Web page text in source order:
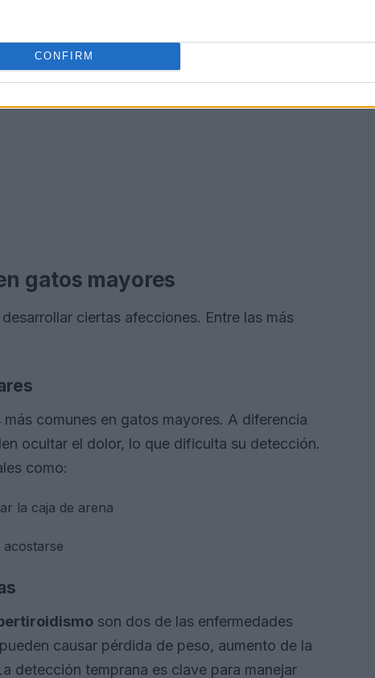
CONFIRM
gatos mayores
ciertas afecciones. Entre las más
comunes en gatos mayores. A diferencia
ocultar el dolor, lo que dificulta su detección.
como:
la caja de arena
son dos de las enfermedades
causar pérdida de peso, aumento de la
detección temprana es clave para manejar